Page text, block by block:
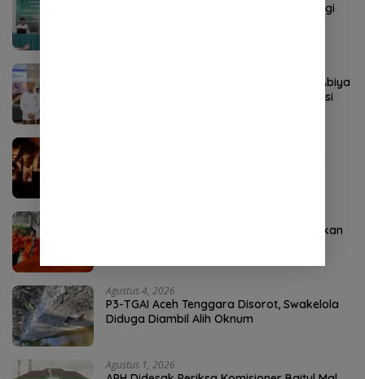
STISNU Aceh Lolos Visitasi, Selangkah Lagi
Rekor Pendaftar PD-PKPNU Capai 607, Abiya
Yusri Rais Syuriyah PCNU Pijay: Kaderisasi
Didukung 18 Daerah, Rahul Siap Bangkitkan
Agustus 4, 2026
P3-TGAI Aceh Tenggara Disorot, Swakelola
Diduga Diambil Alih Oknum
Agustus 1, 2026